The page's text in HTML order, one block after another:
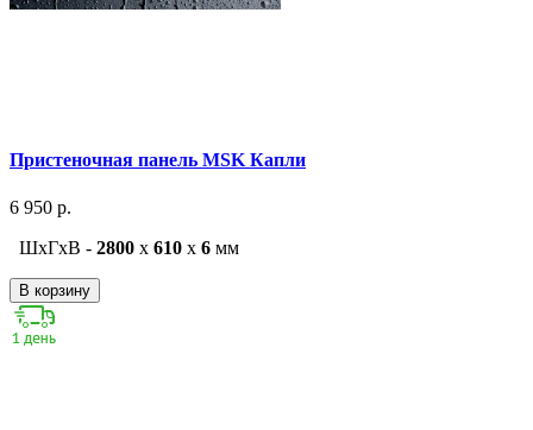
Пристеночная панель MSK Капли
6 950 р.
ШxГxВ - 2800 x 610 x 6 мм
В корзину